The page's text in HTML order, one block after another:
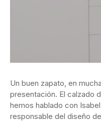
Un buen zapato, en
presentación. El calzado
hemos hablado con
responsable del diseño